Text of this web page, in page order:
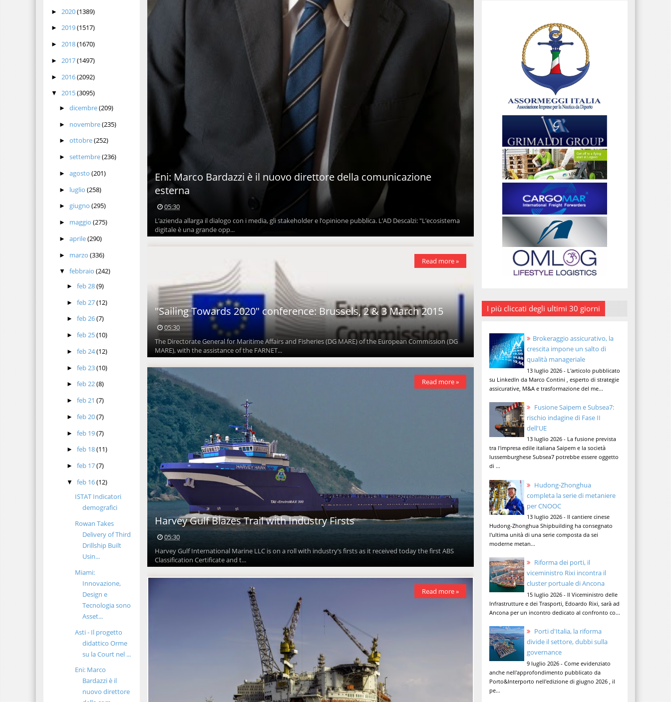
► 2020(1389)
► 2019(1517)
► 2018(1670)
► 2017(1497)
► 2016(2092)
▼ 2015(3095)
► dicembre(209)
► novembre(235)
► ottobre(252)
► settembre(236)
► agosto (201)
► luglio (258)
► giugno (295)
► maggio (275)
► aprile(290)
► marzo (336)
▼ febbraio (242)
►feb 28(9)
►feb 27(12)
►feb 26(7)
►feb 25(10)
►feb 24(12)
►feb 23(10)
►feb 22(8)
►feb 21(7)
►feb 20(7)
►feb 19(7)
►feb 18(11)
►feb 17(7)
▼feb 16(12)
ISTAT Indicatori
demografici
Rowan Takes
Delivery of Third
Drillship Built
Usin...
Miami:
Innovazione,
Design e
Tecnologia sono
Asset...
Asti - Il progetto
didattico Orme
su la Court nel ...
Eni: Marco
Bardazzi è il
nuovo direttore
Eni: Marco Bardazzi è il nuovo direttore della comunicazione
esterna
05:30
L’azienda allarga il dialogo con i media, gli stakeholder e l’opinione pubblica. L’AD Descalzi: "L’ecosistema
digitale è una grande opp...
"Sailing Towards 2020" conference: Brussels, 2 & 3 March 2015
05:30
The Directorate General for Maritime Affairs and Fisheries (DG MARE) of the European Commission (DG
MARE), with the assistance of the FARNET...
Read more »
Harvey Gulf Blazes Trail with Industry Firsts
05:30
Harvey Gulf International Marine LLC is on a roll with industry’s firsts as it received today the first ABS
Classification Certificate and t...
Read more »
Read more »
I più cliccati degli ultimi 30 giorni
Brokeraggio assicurativo, la
crescita impone un salto di
qualità manageriale
13 luglio 2026 - L'articolo pubblicato
su LinkedIn da Marco Contini , esperto di strategie
assicurative, M&A e trasformazione del me...
Fusione Saipem e Subsea7:
rischio indagine di Fase II
dell'UE
13 luglio 2026 - La fusione prevista
tra l'impresa edile italiana Saipem e la società
lussemburghese Subsea7 potrebbe essere oggetto
di ...
Hudong-Zhonghua
completa la serie di metaniere
per CNOOC
13 luglio 2026 - Il cantiere cinese
Hudong-Zhonghua Shipbuilding ha consegnato
l'ultima unità di una serie composta da sei
moderne metan...
Riforma dei porti, il
viceministro Rixi incontra il
cluster portuale di Ancona
15 luglio 2026 - Il Viceministro delle
Infrastrutture e dei Trasporti, Edoardo Rixi, sarà ad
Ancona per un incontro dedicato al confronto co...
Porti d'Italia, la riforma
divide il settore, dubbi sulla
governance
9 luglio 2026 - Come evidenziato
anche nell'approfondimento pubblicato da
Porto&Interporto nell'edizione di giugno 2026 , il
pe...